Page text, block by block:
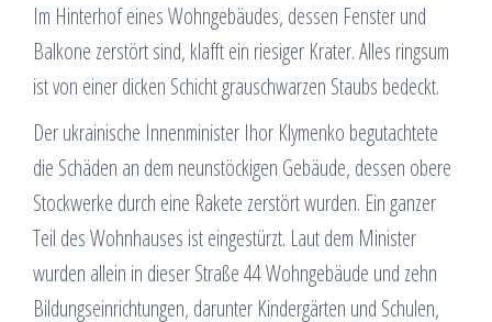
Im Hinterhof eines Wohngebäudes, dessen Fenster und
Balkone zerstört sind, klafft ein riesiger Krater. Alles ringsum
ist von einer dicken Schicht grauschwarzen Staubs bedeckt.
Der ukrainische Innenminister Ihor Klymenko begutachtete
die Schäden an dem neunstöckigen Gebäude, dessen obere
Stockwerke durch eine Rakete zerstört wurden. Ein ganzer
Teil des Wohnhauses ist eingestürzt. Laut dem Minister
wurden allein in dieser Straße 44 Wohngebäude und zehn
Bildungseinrichtungen, darunter Kindergärten und Schulen,